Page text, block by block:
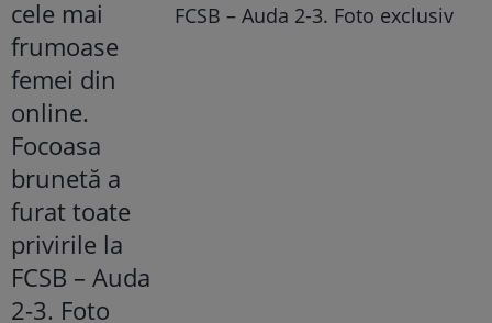
FCSB – Auda 2-3. Foto exclusiv